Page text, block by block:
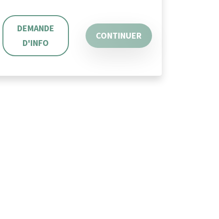
DEMANDE
D'INFO
CONTINUER